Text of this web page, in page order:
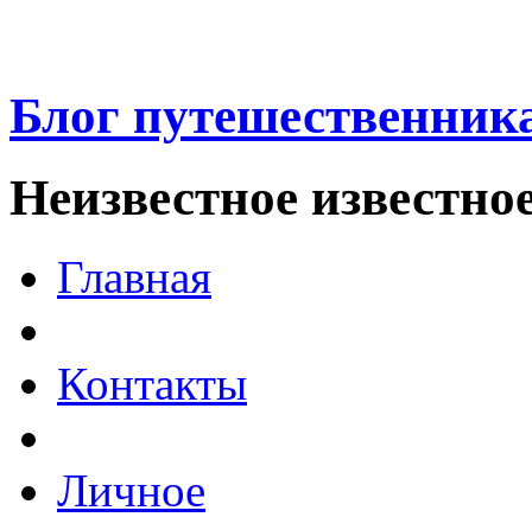
Блог
Неизвестное
Главная
Контакты
Личное